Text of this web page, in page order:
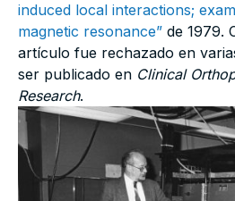
induced local interactions;
magnetic resonance” de 1979.
artículo fue rechazado en
ser publicado en Clinical
Research.